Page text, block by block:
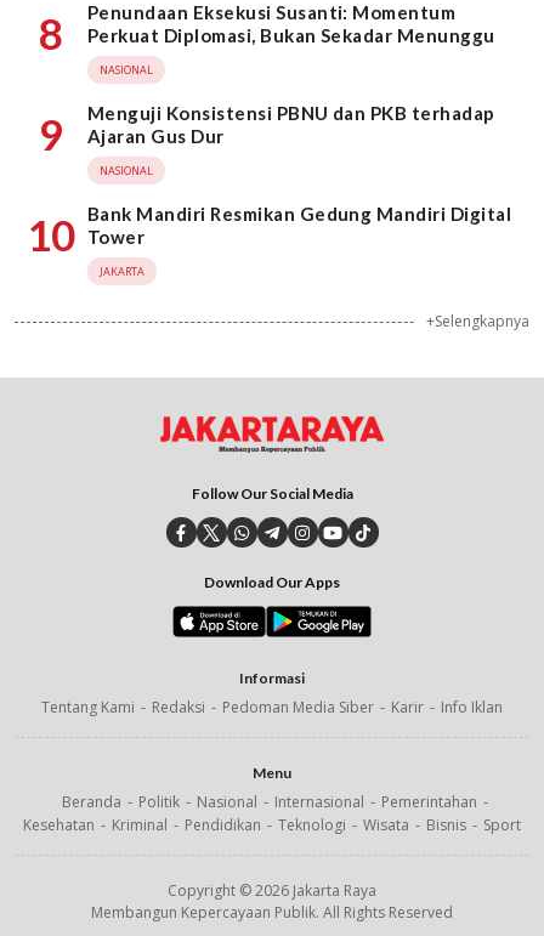
8
Penundaan Eksekusi Susanti: Momentum
Perkuat Diplomasi, Bukan Sekadar Menunggu
NASIONAL
9
Menguji Konsistensi PBNU dan PKB terhadap
Ajaran Gus Dur
NASIONAL
10
Bank Mandiri Resmikan Gedung Mandiri Digital
Tower
JAKARTA
+Selengkapnya
Follow Our Social Media
Download Our Apps
Informasi
Tentang Kami Redaksi Pedoman Media Siber Karir Info Iklan
Menu
Beranda Politik Nasional Internasional
Pemerintahan
Kesehatan
Kriminal Pendidikan Teknologi Wisata Bisnis Sport
Copyright © 2026 Jakarta Raya
Membangun Kepercayaan Publik. All Rights Reserved